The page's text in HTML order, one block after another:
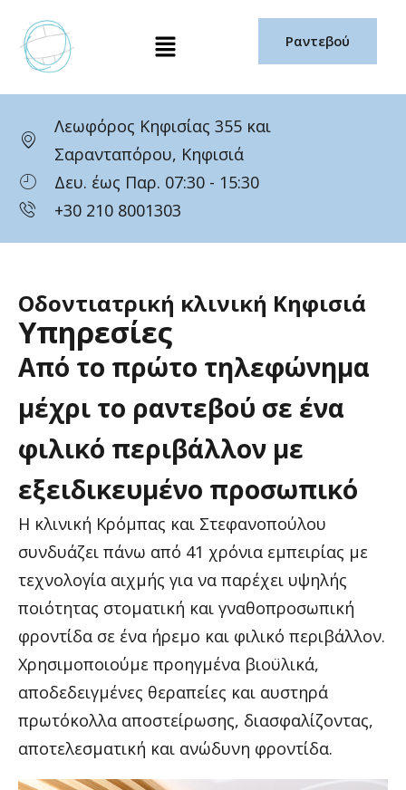
στο
περιεχόμενο
Μενού Ραντεβού
Λεωφόρος Κηφισίας 355 και
Σαρανταπόρου, Κηφισιά
Δευ. έως Παρ. 07:30 - 15:30
+30 210 8001303
Οδοντιατρική κλινική Κηφισιά
Υπηρεσίες
Από το πρώτο τηλεφώνημα
μέχρι το ραντεβού σε ένα
φιλικό περιβάλλον με
εξειδικευμένο προσωπικό
Η κλινική Κρόμπας και Στεφανοπούλου
συνδυάζει πάνω από 41 χρόνια εμπειρίας με
τεχνολογία αιχμής για να παρέχει υψηλής
ποιότητας στοματική και γναθοπροσωπική
φροντίδα σε ένα ήρεμο και φιλικό περιβάλλον.
Χρησιμοποιούμε προηγμένα βιοϋλικά,
αποδεδειγμένες θεραπείες και αυστηρά
πρωτόκολλα αποστείρωσης, διασφαλίζοντας,
αποτελεσματική και ανώδυνη φροντίδα.